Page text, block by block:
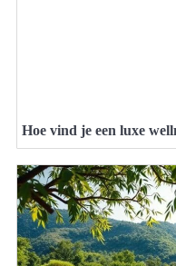
Hoe vind je een luxe